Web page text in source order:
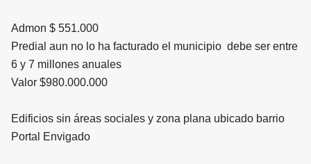
Admon $ 551.000
Predial aun no lo ha facturado el municipio debe ser entre
6 y 7 millones anuales
Valor $980.000.000
Edificios sin áreas sociales y zona plana ubicado barrio
Portal Envigado